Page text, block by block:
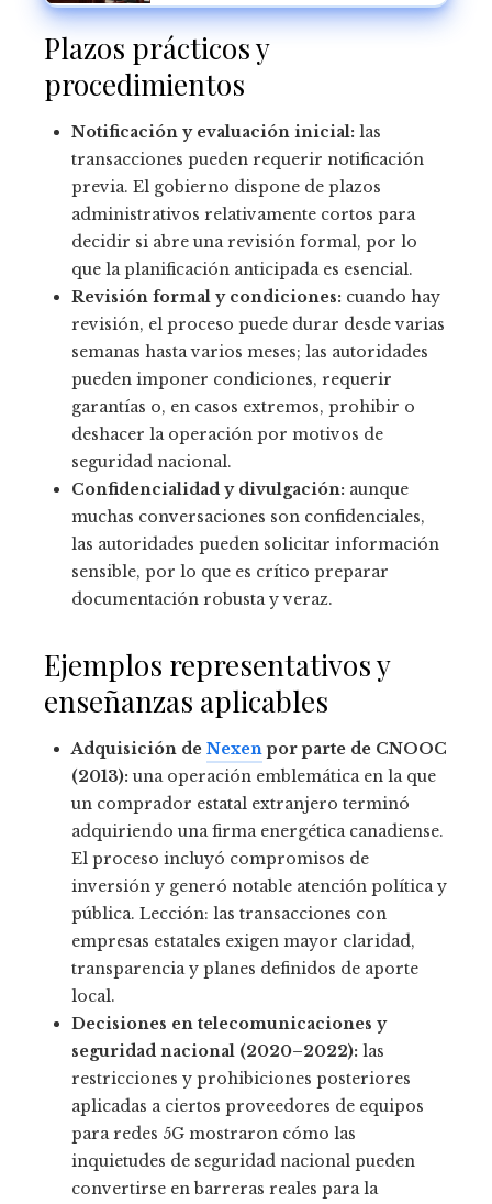
Plazos prácticos y
procedimientos
Notificación y evaluación inicial: las
transacciones pueden requerir notificación
previa. El gobierno dispone de plazos
administrativos relativamente cortos para
decidir si abre una revisión formal, por lo
que la planificación anticipada es esencial.
Revisión formal y condiciones: cuando hay
revisión, el proceso puede durar desde varias
semanas hasta varios meses; las autoridades
pueden imponer condiciones, requerir
garantías o, en casos extremos, prohibir o
deshacer la operación por motivos de
seguridad nacional.
Confidencialidad y divulgación: aunque
muchas conversaciones son confidenciales,
las autoridades pueden solicitar información
sensible, por lo que es crítico preparar
documentación robusta y veraz.
Ejemplos representativos y
enseñanzas aplicables
Adquisición de Nexen por parte de CNOOC
(2013): una operación emblemática en la que
un comprador estatal extranjero terminó
adquiriendo una firma energética canadiense.
El proceso incluyó compromisos de
inversión y generó notable atención política y
pública. Lección: las transacciones con
empresas estatales exigen mayor claridad,
transparencia y planes definidos de aporte
local.
Decisiones en telecomunicaciones y
seguridad nacional (2020–2022): las
restricciones y prohibiciones posteriores
aplicadas a ciertos proveedores de equipos
para redes 5G mostraron cómo las
inquietudes de seguridad nacional pueden
convertirse en barreras reales para la